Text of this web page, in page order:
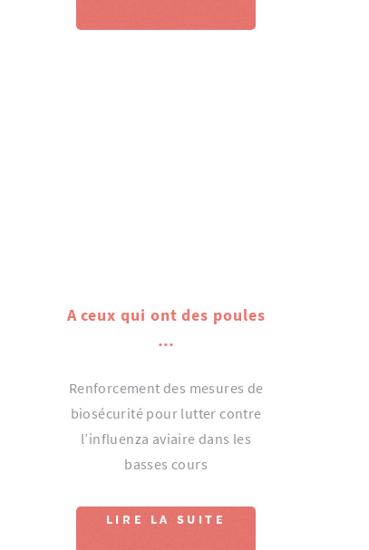
A ceux qui ont des poules
…
Renforcement des mesures de
biosécurité pour lutter contre
l’influenza aviaire dans les
basses cours
LIRE LA SUITE